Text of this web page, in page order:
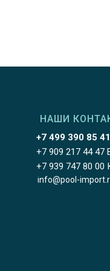
+7 499 390 85
НАШИ
+7 909 217 44 47
+7 939 747 80 00
info@pool-